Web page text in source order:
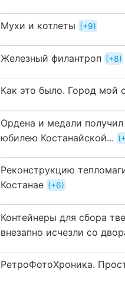
Мухи и котлеты +9
Железный филантроп +8
Как это было. Город мой
Ордена и медали
юбилею Костанайской...
Реконструкцию
Костанае
+6
Контейнеры для сбора
внезапно исчезли со
РетроФотоХроника.